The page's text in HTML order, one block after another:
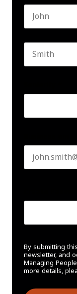
By submitting
newsletter, and
Managing
more details,